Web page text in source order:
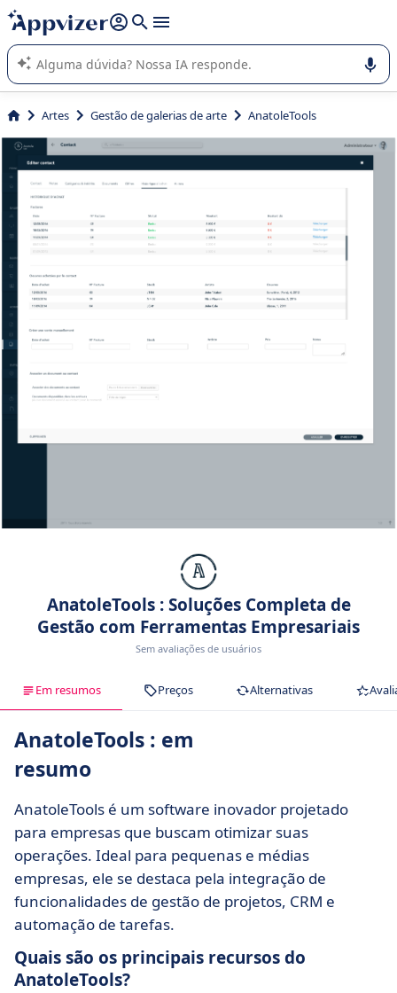
de nossa IA (várias linhas com
A IA do Appvizer o orienta no uso ou na seleção de software
SaaS para sua empresa.
Artes Gestão de galerias de arte AnatoleTools
AnatoleTools : Soluções Completa de
Gestão com Ferramentas Empresariais
Sem avaliações de usuários
Em resumos Preços Alternativas
AnatoleTools : em
resumo
AnatoleTools é um software inovador projetado
para empresas que buscam otimizar suas
operações. Ideal para pequenas e médias
empresas, ele se destaca pela integração de
funcionalidades de gestão de projetos, CRM e
automação de tarefas.
Quais são os principais recursos do
AnatoleTools?